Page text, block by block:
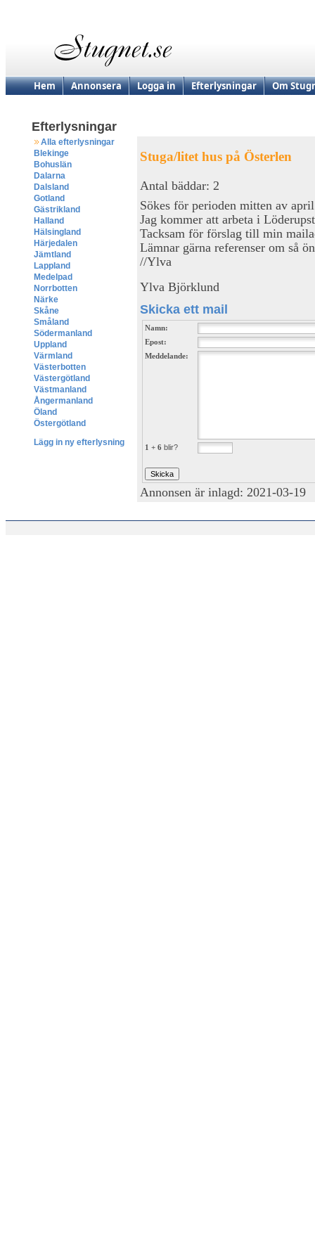
Hem Annonsera Logga in Efterlysningar Om
Efterlysningar
Alla efterlysningar
Blekinge
Bohuslän
Dalarna
Dalsland
Gotland
Gästrikland
Halland
Hälsingland
Härjedalen
Jämtland
Lappland
Medelpad
Norrbotten
Närke
Skåne
Småland
Södermanland
Uppland
Värmland
Västerbotten
Västergötland
Västmanland
Ångermanland
Öland
Östergötland
Lägg in ny efterlysning
Stuga/litet hus på Österlen
Antal bäddar: 2
Sökes för perioden mitten av
Jag kommer att arbeta i
Tacksam för förslag till min
Lämnar gärna referenser om så
//Ylva
Ylva Björklund
Skicka ett mail
Namn:
Epost:
Meddelande:
1 + 6 blir?
Annonsen är inlagd: 2021-03-19